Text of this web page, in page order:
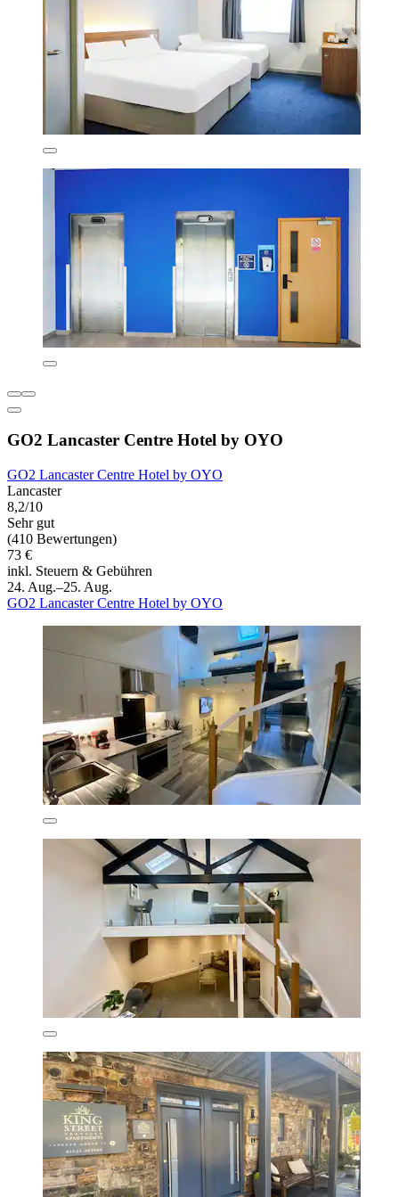
GO2 Lancaster Centre Hotel by OYO
GO2 Lancaster Centre Hotel by OYO
Lancaster
8,2/10
Sehr gut
(410 Bewertungen)
73 €
inkl. Steuern & Gebühren
24. Aug.–25. Aug.
GO2 Lancaster Centre Hotel by OYO